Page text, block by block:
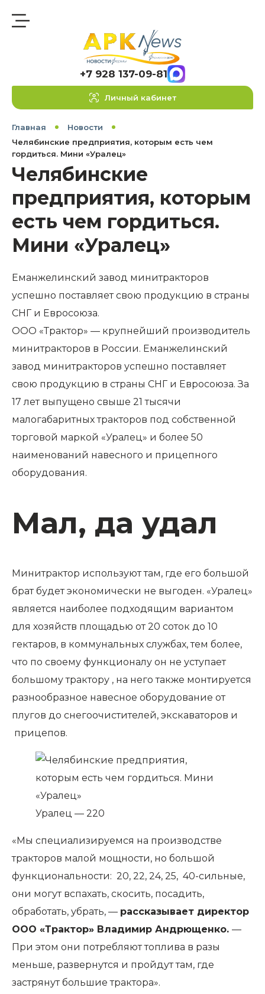
+7 928 137-09-81
Личный кабинет
Главная
Новости
Челябинские предприятия, которым есть чем
гордиться. Мини «Уралец»
Челябинские
предприятия, которым
есть чем гордиться.
Мини «Уралец»
Еманжелинский завод минитракторов
успешно поставляет свою продукцию в страны
СНГ и Евросоюза.
ООО «Трактор» — крупнейший производитель
минитракторов в России. Еманжелинский
завод минитракторов успешно поставляет
свою продукцию в страны СНГ и Евросоюза. За
17 лет выпущено свыше 21 тысячи
малогабаритных тракторов под собственной
торговой маркой «Уралец» и более 50
наименований навесного и прицепного
оборудования.
Мал, да удал
Минитрактор используют там, где его большой
брат будет экономически не выгоден. «Уралец»
является наиболее подходящим вариантом
для хозяйств площадью от 20 соток до 10
гектаров, в коммунальных службах, тем более,
что по своему функционалу он не уступает
большому трактору , на него также монтируется
разнообразное навесное оборудование от
плугов до снегоочистителей, экскаваторов и
прицепов.
Уралец — 220
«Мы специализируемся на производстве
тракторов малой мощности, но большой
функциональности: 20, 22, 24, 25, 40-сильные,
они могут вспахать, скосить, посадить,
обработать, убрать, — рассказывает директор
ООО «Трактор» Владимир Андрющенко. —
При этом они потребляют топлива в разы
меньше, развернутся и пройдут там, где
застрянут большие трактора».